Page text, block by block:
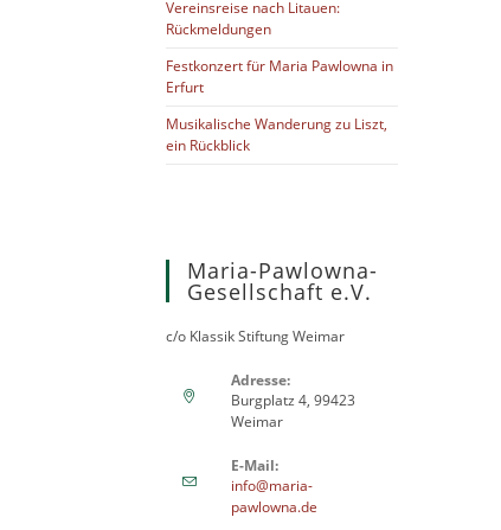
Vereinsreise nach Litauen:
Rückmeldungen
Festkonzert für Maria Pawlowna in
Erfurt
Musikalische Wanderung zu Liszt,
ein Rückblick
Maria-Pawlowna-
Gesellschaft e.V.
c/o Klassik Stiftung Weimar
Adresse:
Burgplatz 4, 99423
Weimar
E-Mail:
info@maria-
pawlowna.de